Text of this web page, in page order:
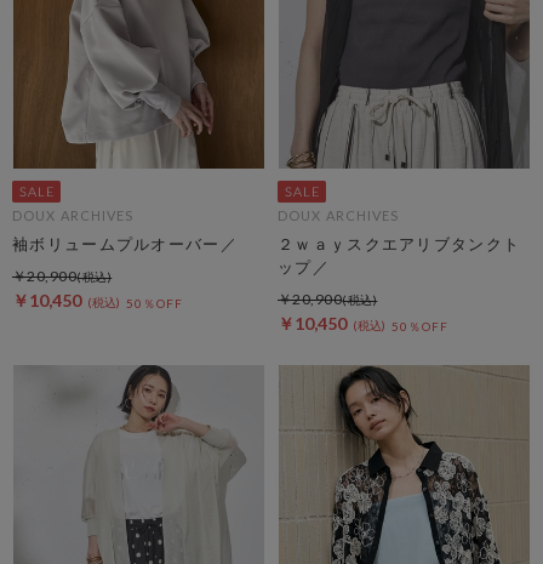
DOUX ARCHIVES
袖ボリュームプルオーバー／
￥10,450 50％OFF
￥20,900
DOUX ARCHIVES
２ｗａｙスクエアリブタンクト
ップ／
￥10,450 50％OFF
￥20,900